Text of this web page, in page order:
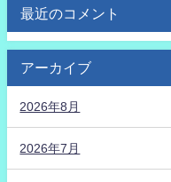
最近のコメント
アーカイブ
2026年8月
2026年7月